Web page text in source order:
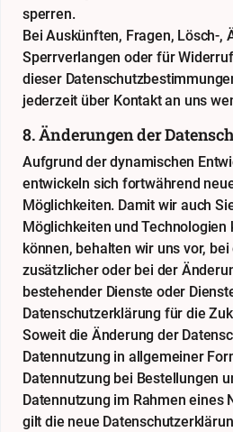
sperren.
Bei Auskünften, Fragen, Lösch-,
Sperrverlangen oder für
dieser
jederzeit über Kontakt an uns
8. Änderungen der
Aufgrund der dynamischen
entwickeln sich fortwährend
Möglichkeiten. Damit wir auch
Möglichkeiten und Technologien
können, behalten wir uns vor,
zusätzlicher oder bei der
bestehender Dienste oder
Datenschutzerklärung für die
Soweit die Änderung der
Datennutzung in allgemeiner
Datennutzung bei Bestellungen
Datennutzung im Rahmen eines
gilt die neue